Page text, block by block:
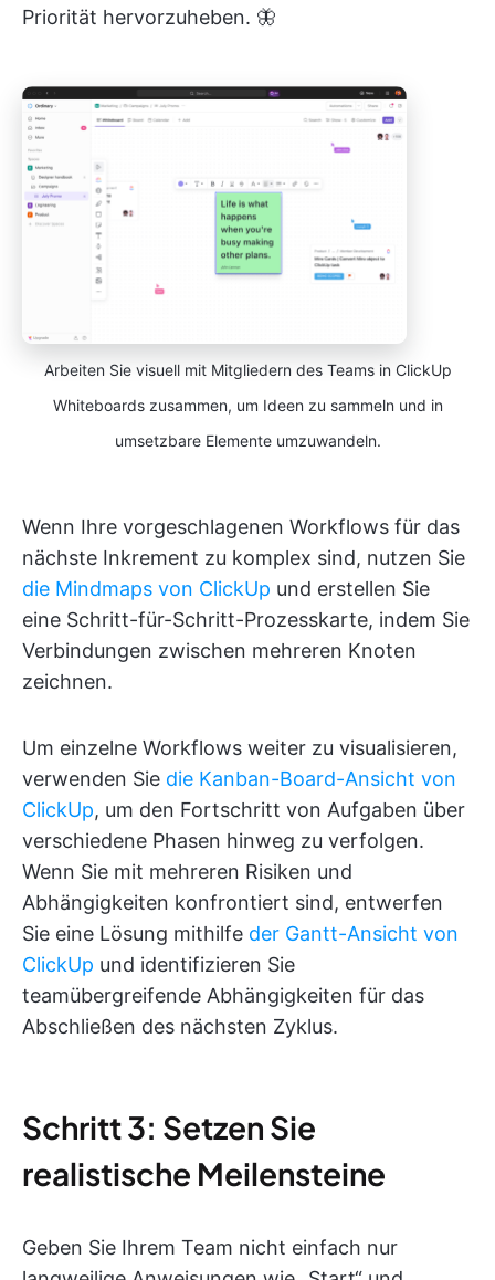
Priorität hervorzuheben. 🦋
Arbeiten Sie visuell mit Mitgliedern des Teams in ClickUp
Whiteboards zusammen, um Ideen zu sammeln und in
umsetzbare Elemente umzuwandeln.
Wenn Ihre vorgeschlagenen Workflows für das
nächste Inkrement zu komplex sind, nutzen Sie
die Mindmaps von ClickUp und erstellen Sie
eine Schritt-für-Schritt-Prozesskarte, indem Sie
Verbindungen zwischen mehreren Knoten
zeichnen.
Um einzelne Workflows weiter zu visualisieren,
verwenden Sie die Kanban-Board-Ansicht von
ClickUp, um den Fortschritt von Aufgaben über
verschiedene Phasen hinweg zu verfolgen.
Wenn Sie mit mehreren Risiken und
Abhängigkeiten konfrontiert sind, entwerfen
Sie eine Lösung mithilfe der Gantt-Ansicht von
ClickUp und identifizieren Sie
teamübergreifende Abhängigkeiten für das
Abschließen des nächsten Zyklus.
Schritt 3: Setzen Sie
realistische Meilensteine
Geben Sie Ihrem Team nicht einfach nur